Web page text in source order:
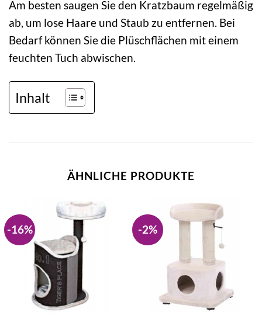
Am besten saugen Sie den Kratzbaum regelmäßig
ab, um lose Haare und Staub zu entfernen. Bei
Bedarf können Sie die Plüschflächen mit einem
feuchten Tuch abwischen.
Inhalt
ÄHNLICHE PRODUKTE
-16% -2%